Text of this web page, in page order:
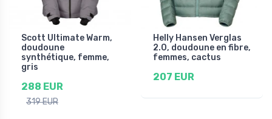
Scott Ultimate Warm,
doudoune
synthétique, femme,
gris
288 EUR
319 EUR
Helly Hansen Verglas
2.0, doudoune en fibre,
femmes, cactus
207 EUR